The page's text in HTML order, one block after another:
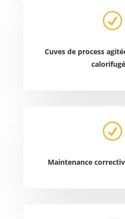
R
Cuves de process
R
Maintenance